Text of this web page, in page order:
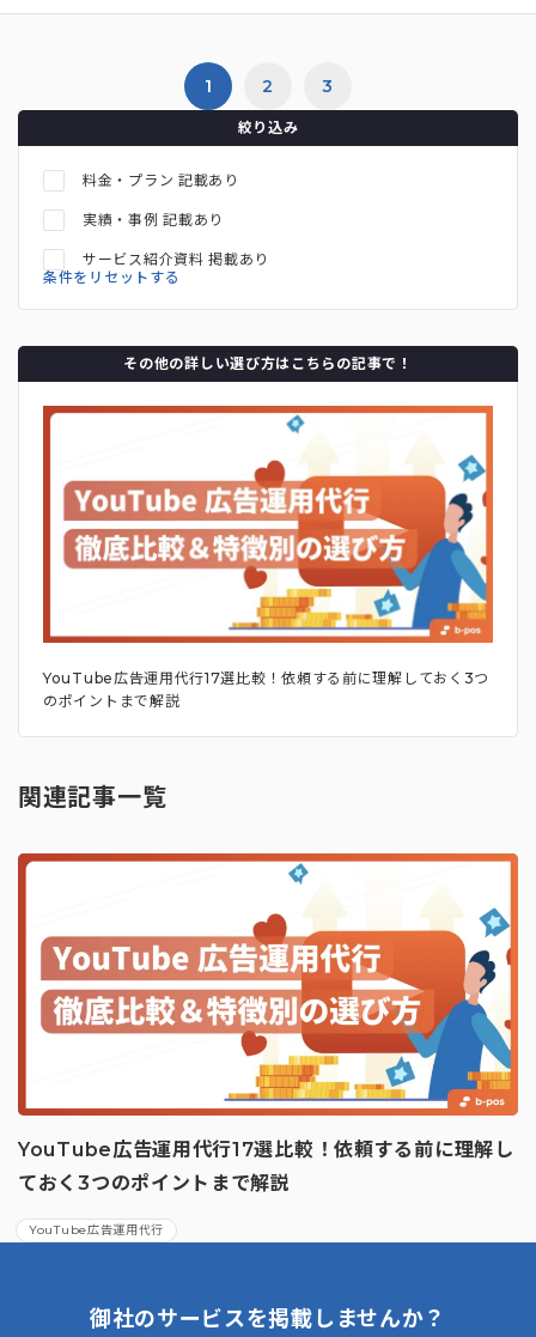
り取りを通じて、現状の課題・目標に合わせたKPI・KGIを設定し
媒体を選定しています。UI/UX診断やユーザーテスト、ネットリサ
ーチなどのデータを活用したサイト改善で、継続的なCVR向上も支
1 2 3
絞り込み
料金・プラン 記載あり
実績・事例 記載あり
サービス紹介資料 掲載あり
条件をリセットする
その他の詳しい選び方はこちらの記事で！
YouTube広告運用代行17選比較！依頼する前に理解しておく3つ
のポイントまで解説
関連記事一覧
YouTube広告運用代行17選比較！依頼する前に理解し
ておく3つのポイントまで解説
YouTube広告運用代行
御社のサービスを掲載しませんか？